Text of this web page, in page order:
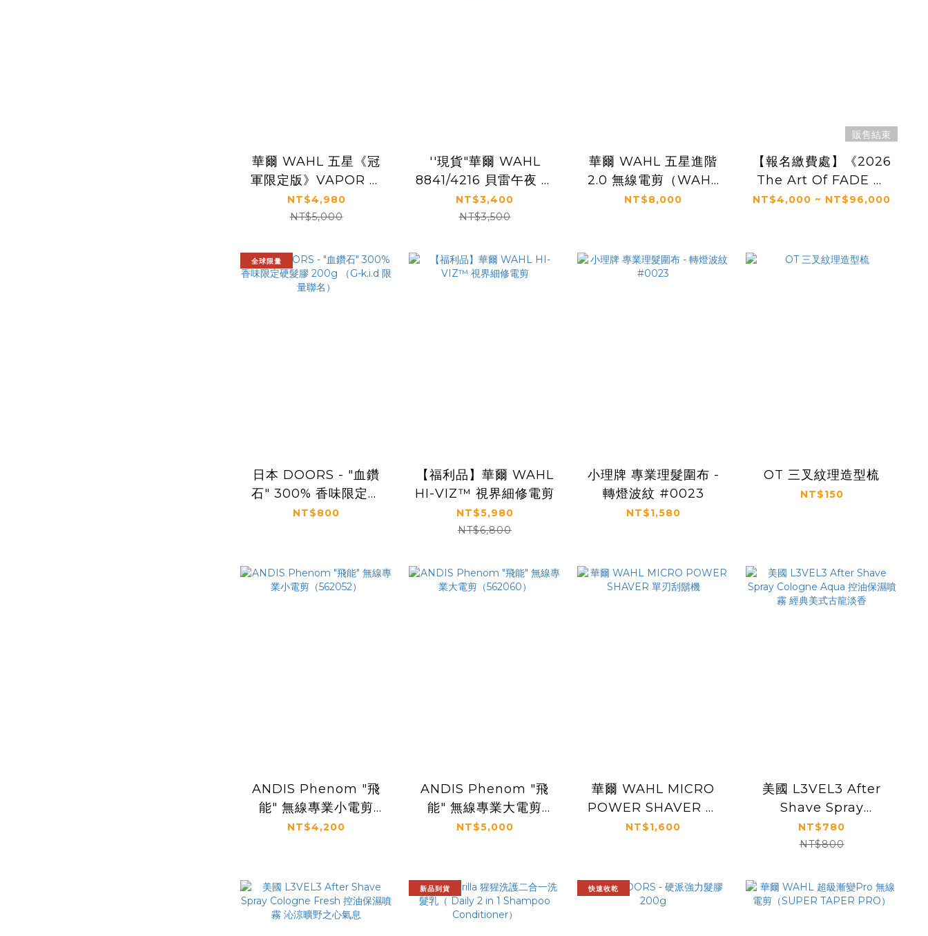
華爾 WAHL 五星《冠
軍限定版》VAPOR 創
F32 新世代無線電剪
NT$4,980
NT$5,000
''現貨"華爾 WAHL
8841/4216 貝雷午夜 無
線小電剪（ WAHL
PRO LITHIUM
TRIMMER ）
NT$3,400
NT$3,500
華爾 WAHL 五星進階
2.0 無線電剪（WAHL
5-Star SENIOR 2.0）
NT$8,000
販售結束
【報名繳費處】《2026
The Art Of FADE 漸
層工藝》- HN2K 亞洲
NT$4,000 ~ NT$96,000
全球限量
日本 DOORS - "血鑽
石" 300% 香味限定硬
髮膠 200g （G-k.i.d
NT$800
【福利品】華爾 WAHL
HI-VIZ™ 視界細修電剪
NT$5,980
NT$6,800
小理牌 專業理髮圍布 -
轉燈波紋 #0023
NT$1,580
OT 三叉紋理造型梳
NT$150
ANDIS Phenom "飛
能" 無線專業小電剪
（562052）
NT$4,200
ANDIS Phenom "飛
能" 無線專業大電剪
（562060）
NT$5,000
華爾 WAHL MICRO
POWER SHAVER 單
刃刮鬍機
NT$1,600
美國 L3VEL3 After
Shave Spray
Cologne Aqua 控油保
濕噴霧 經典美式古龍淡
NT$780
NT$800
新品到貨 快速收乾